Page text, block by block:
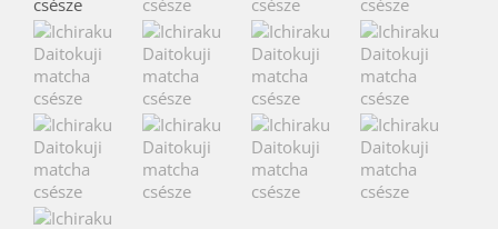
t
e
a
h
á
z